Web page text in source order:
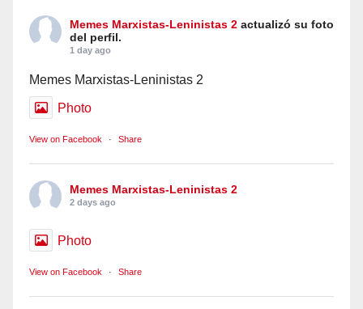
Memes Marxistas-Leninistas 2 actualizó su foto
del perfil.
1 day ago
Memes Marxistas-Leninistas 2
Photo
View on Facebook · Share
Memes Marxistas-Leninistas 2
2 days ago
Photo
View on Facebook · Share